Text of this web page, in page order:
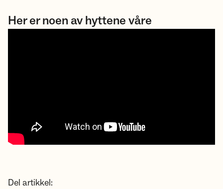
Her er noen av hyttene våre
Del artikkel: